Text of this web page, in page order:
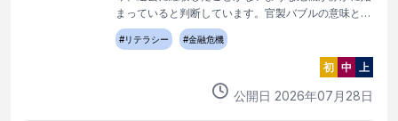
まっていると判断しています。官製バブルの意味と過
去のバブルとの違い、今の構造の理解が極めて大事で
す。
#リテラシー #金融危機
初 中 上
公開日 2026年07 月 28日